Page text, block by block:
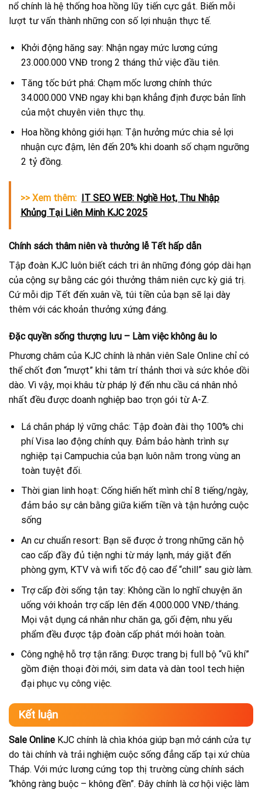
nổ chính là hệ thống hoa hồng lũy tiến cực gắt. Biến mỗi
lượt tư vấn thành những con số lợi nhuận thực tế.
Khởi động hăng say: Nhận ngay mức lương cứng
23.000.000 VNĐ trong 2 tháng thử việc đầu tiên.
Tăng tốc bứt phá: Chạm mốc lương chính thức
34.000.000 VNĐ ngay khi bạn khẳng định được bản lĩnh
của một chuyên viên thực thụ.
Hoa hồng không giới hạn: Tận hưởng mức chia sẻ lợi
nhuận cực đậm, lên đến 20% khi doanh số chạm ngưỡng
2 tỷ đồng.
>> Xem thêm:
IT SEO WEB: Nghề Hot, Thu Nhập
Khủng Tại Liên Minh KJC 2025
Chính sách thâm niên và thưởng lễ Tết hấp dẫn
Tập đoàn KJC luôn biết cách tri ân những đóng góp dài hạn
của cộng sự bằng các gói thưởng thâm niên cực kỳ giá trị.
Cứ mỗi dịp Tết đến xuân về, túi tiền của bạn sẽ lại dày
thêm với các khoản thưởng xứng đáng.
Đặc quyền sống thượng lưu – Làm việc không âu lo
Phương châm của KJC chính là nhân viên Sale Online chỉ có
thể chốt đơn “mượt” khi tâm trí thảnh thơi và sức khỏe dồi
dào. Vì vậy, mọi khâu từ pháp lý đến nhu cầu cá nhân nhỏ
nhất đều được doanh nghiệp bao trọn gói từ A-Z.
Lá chắn pháp lý vững chắc: Tập đoàn đài thọ 100% chi
phí Visa lao động chính quy. Đảm bảo hành trình sự
nghiệp tại Campuchia của bạn luôn nằm trong vùng an
toàn tuyệt đối.
Thời gian linh hoạt: Cống hiến hết mình chỉ 8 tiếng/ngày,
đảm bảo sự cân bằng giữa kiếm tiền và tận hưởng cuộc
sống
An cư chuẩn resort: Bạn sẽ được ở trong những căn hộ
cao cấp đầy đủ tiện nghi từ máy lạnh, máy giặt đến
phòng gym, KTV và wifi tốc độ cao để “chill” sau giờ làm.
Trợ cấp đời sống tận tay: Không cần lo nghĩ chuyện ăn
uống với khoản trợ cấp lên đến 4.000.000 VNĐ/tháng.
Mọi vật dụng cá nhân như chăn ga, gối đệm, nhu yếu
phẩm đều được tập đoàn cấp phát mới hoàn toàn.
Công nghệ hỗ trợ tận răng: Được trang bị full bộ “vũ khí”
gồm điện thoại đời mới, sim data và dàn tool tech hiện
đại phục vụ công việc.
Kết luận
Sale Online KJC chính là chìa khóa giúp bạn mở cánh cửa tự
do tài chính và trải nghiệm cuộc sống đẳng cấp tại xứ chùa
Tháp. Với mức lương cứng top thị trường cùng chính sách
“không ràng buộc – không đền”. Đây chính là cơ hội việc làm